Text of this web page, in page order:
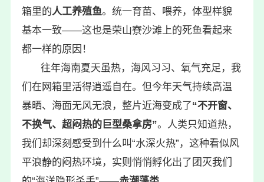
箱里的人工养殖鱼。统一育苗、喂养，体型样貌
基本一致——这也是荣山寮沙滩上的死鱼看起来
都一样的原因！
往年海南夏天虽热，海风习习、氧气充足，我
们在网箱里活得逍遥自在。但今年天气持续高温
暴晒、海面无风无浪，整片近海变成了“不开窗、
不换气、超闷热的巨型桑拿房”。人类只知道热，
我们却深刻感受到什么叫“水深火热”，这种看似风
平浪静的闷热环境，实则悄悄孵化出了团灭我们